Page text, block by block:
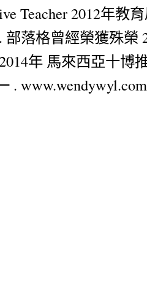
Teacher 2012年教
部落格曾經榮獲殊榮
年 馬來西亞十博
. www.wendywyl.com